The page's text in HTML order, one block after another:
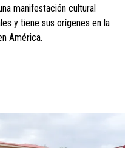
manifestación cultural
y tiene sus orígenes en la
América.